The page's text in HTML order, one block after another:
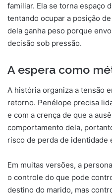
familiar. Ela se torna espaço
tentando ocupar a posição
dela ganha peso porque
decisão sob pressão.
A espera como
A história organiza a tensão
retorno. Penélope precisa
e com a crença de que a
comportamento dela,
risco de perda de identidade
Em muitas versões, a
o controle do que pode
destino do marido, mas